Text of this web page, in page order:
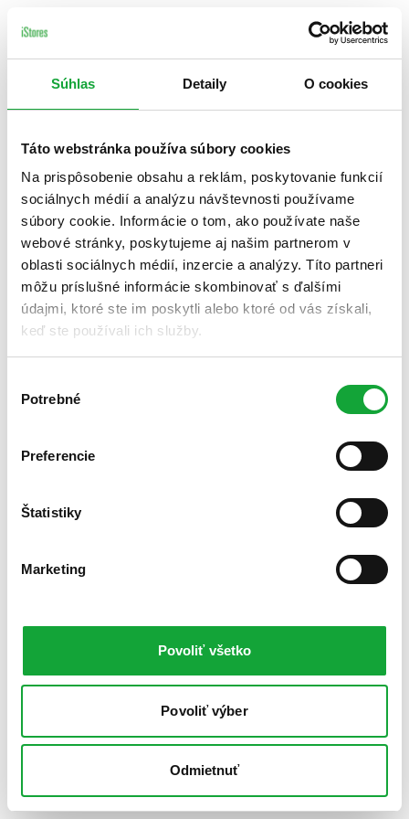
Súhlas Detaily O cookies
Táto webstránka používa súbory cookies
Na prispôsobenie obsahu a reklám, poskytovanie funkcií
sociálnych médií a analýzu návštevnosti používame
súbory cookie. Informácie o tom, ako používate naše
webové stránky, poskytujeme aj našim partnerom v
oblasti sociálnych médií, inzercie a analýzy. Títo partneri
môžu príslušné informácie skombinovať s ďalšími
údajmi, ktoré ste im poskytli alebo ktoré od vás získali,
keď ste používali ich služby.
súhlasu
Potrebné
Preferencie
Štatistiky
Marketing
Povoliť všetko
Povoliť výber
Odmietnuť